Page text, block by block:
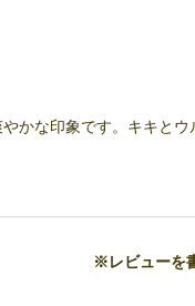
かな印象です。キキとウ
※レビューを